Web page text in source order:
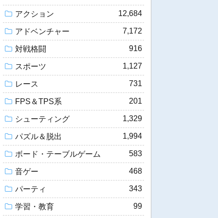
アクション 12,684
アドベンチャー 7,172
対戦格闘 916
スポーツ 1,127
レース 731
FPS＆TPS系 201
シューティング 1,329
パズル＆脱出 1,994
ボード・テーブルゲーム 583
音ゲー 468
パーティ 343
学習・教育 99